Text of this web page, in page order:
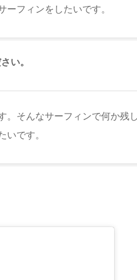
ーフィンをしたいです。
い。
。そんなサーフィンで何か残
いです。